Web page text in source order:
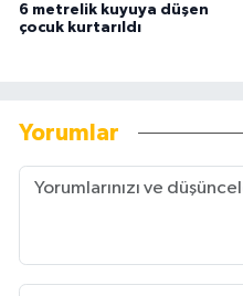
6 metrelik kuyuya düşen
çocuk kurtarıldı
Yorumlar